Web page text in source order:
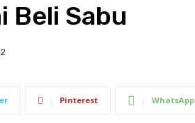
Beli Sabu
Pinterest WhatsApp